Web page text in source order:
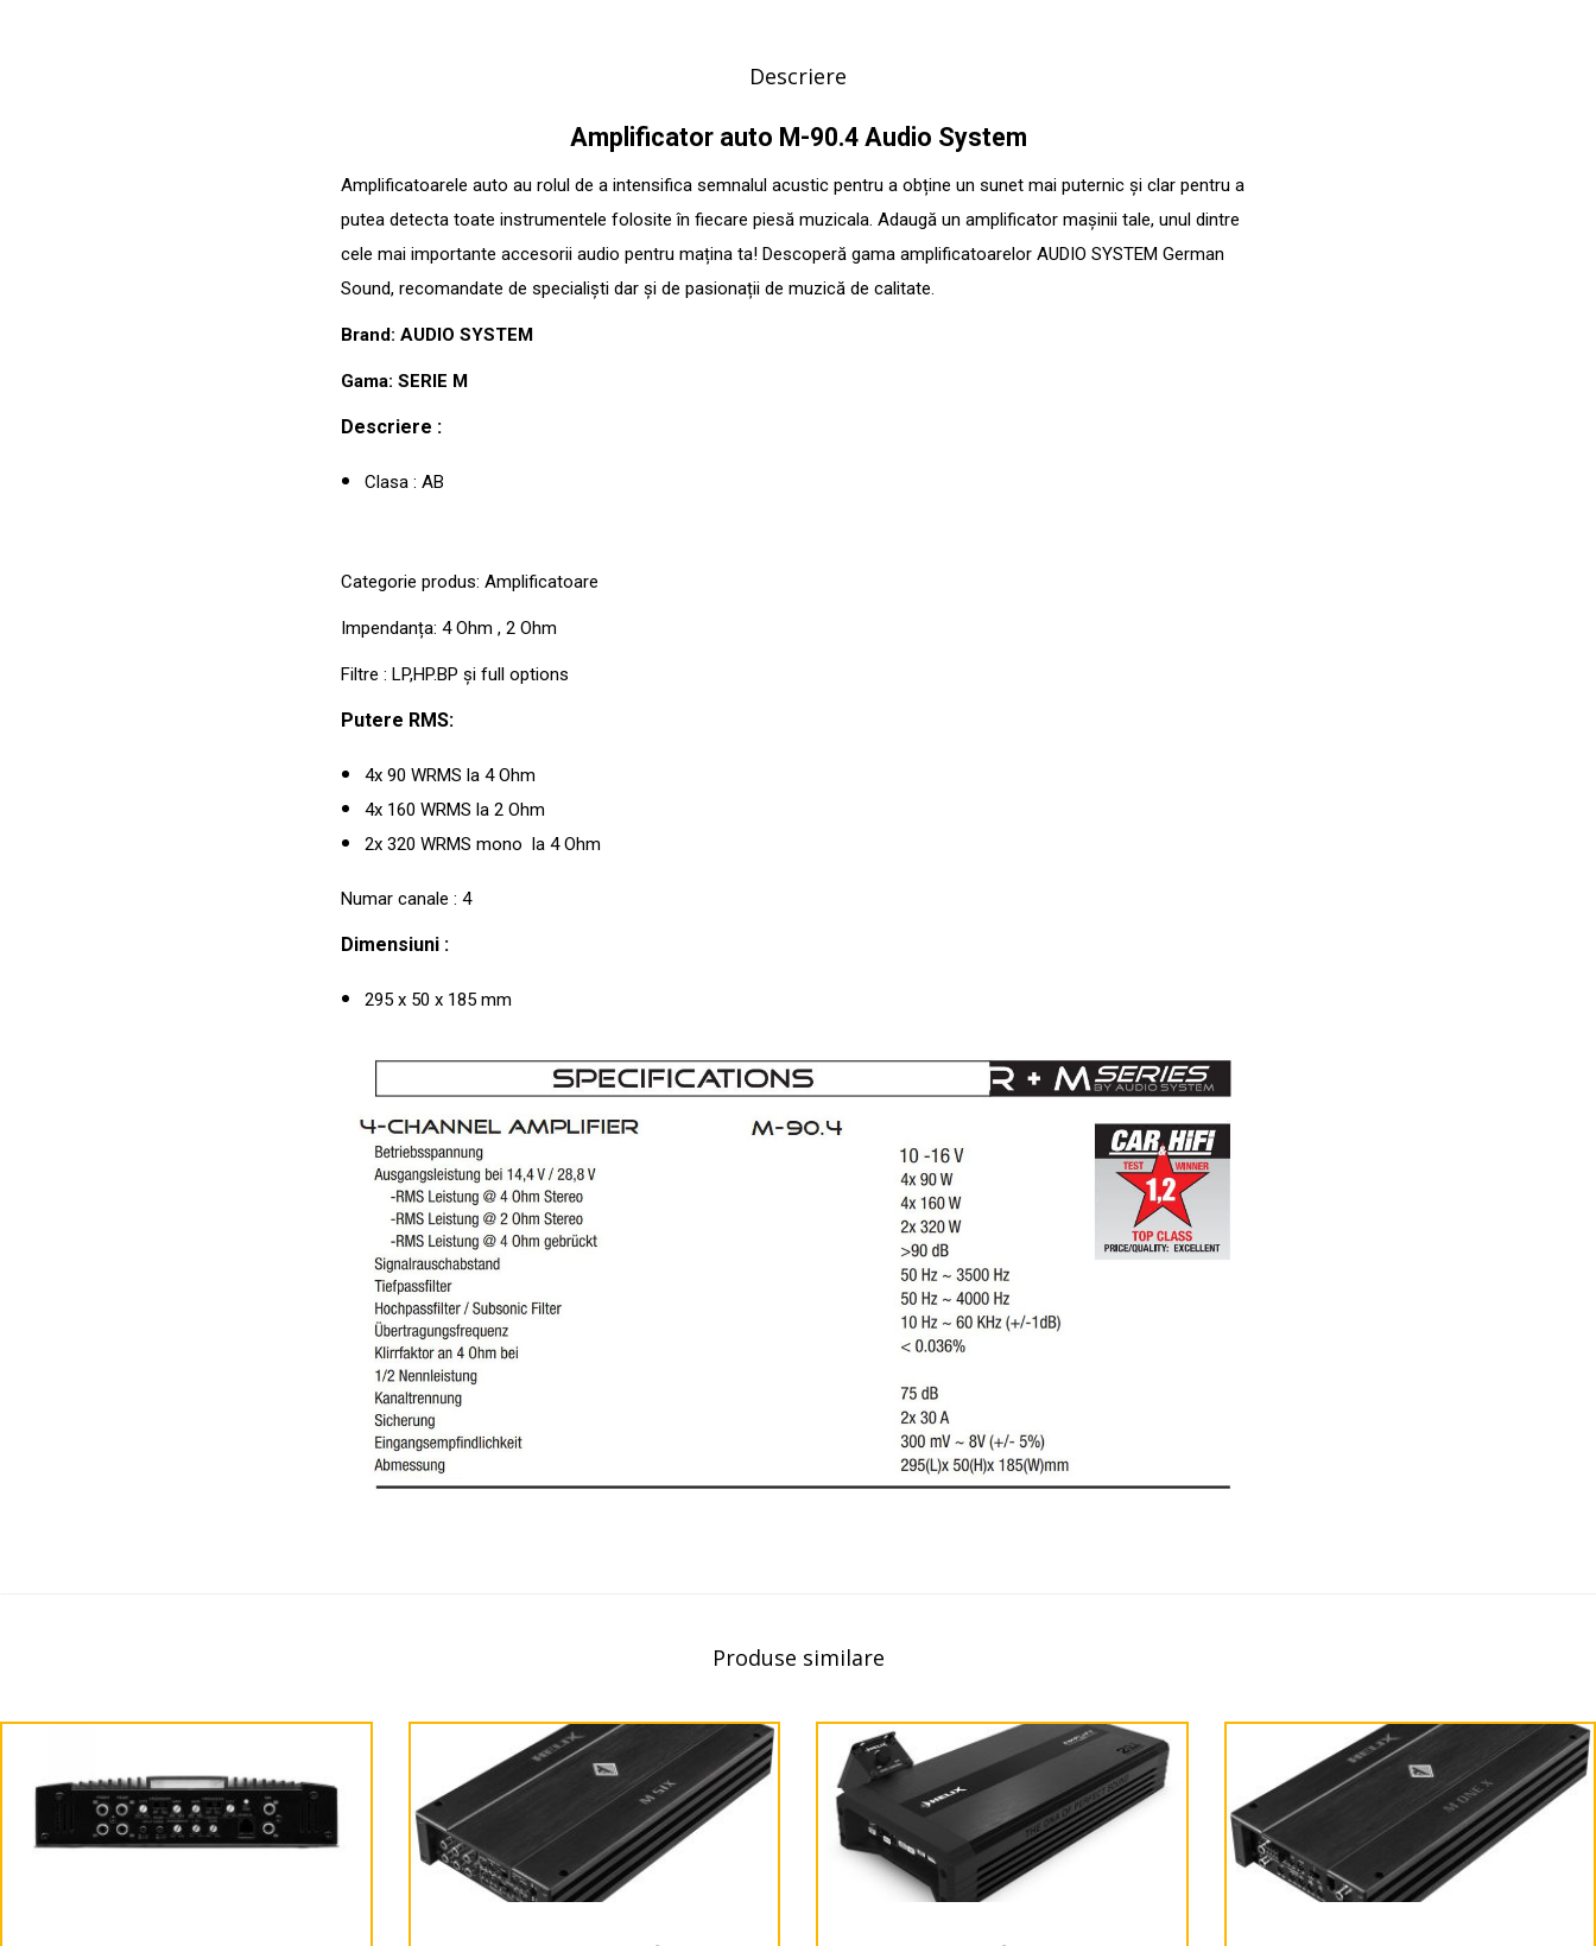
Descriere
Amplificator auto M-90.4 Audio System
Amplificatoarele auto au rolul de a intensifica semnalul acustic pentru a obține un sunet mai puternic și clar pentru a
putea detecta toate instrumentele folosite în fiecare piesă muzicala. Adaugă un amplificator mașinii tale, unul dintre
cele mai importante accesorii audio pentru mațina ta! Descoperă gama amplificatoarelor AUDIO SYSTEM German
Sound, recomandate de specialiști dar și de pasionații de muzică de calitate.
Brand: AUDIO SYSTEM
Gama: SERIE M
Descriere :
Clasa : AB
Categorie produs: Amplificatoare
Impendanța: 4 Ohm , 2 Ohm
Filtre : LP,HP.BP și full options
Putere RMS:
4x 90 WRMS la 4 Ohm
4x 160 WRMS la 2 Ohm
2x 320 WRMS mono la 4 Ohm
Numar canale : 4
Dimensiuni :
295 x 50 x 185 mm
Produse similare